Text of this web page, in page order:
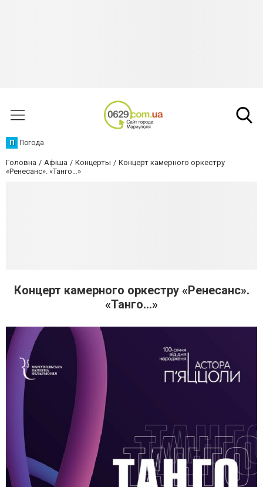
П Погода
Головна Афіша Концерты
Концерт камерного оркестру
«Ренесанс». «Танго…»
Концерт камерного оркестру «Ренесанс».
«Танго…»